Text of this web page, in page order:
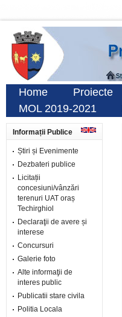
Home Proiecte
MOL 2019-2021
Informații Publice
Știri și Evenimente
Dezbateri publice
Licitații
concesiuni/vânzări
terenuri UAT oraș
Techirghiol
Declaraţii de avere și
interese
Concursuri
Galerie foto
Alte informaţii de
interes public
Publicatii stare civila
Politia Locala